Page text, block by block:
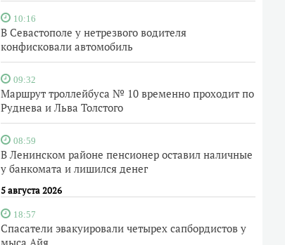
10:16
В Севастополе у нетрезвого водителя
конфисковали автомобиль
09:32
Маршрут троллейбуса № 10 временно проходит по
Руднева и Льва Толстого
08:59
В Ленинском районе пенсионер оставил наличные
у банкомата и лишился денег
5 августа 2026
18:57
Спасатели эвакуировали четырех сапбордистов у
мыса Айя